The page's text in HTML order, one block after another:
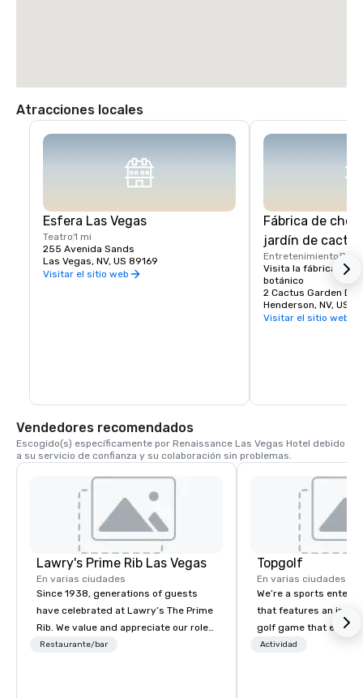
Atracciones locales
Esfera Las Vegas
Teatro1 mi
255 Avenida Sands
Las Vegas, NV, US 89169
Visitar el sitio web
Fábrica de
jardín de cactus
Entretenimiento 8 mi
Visita la fábrica de
botánico
2 Cactus Garden Dr.
Henderson, NV, US
Visitar el sitio web
Vendedores recomendados
Escogido(s) específicamente por Renaissance Las Vegas Hotel debido
a su servicio de confianza y su colaboración sin problemas.
Lawry's Prime Rib Las Vegas
En varias ciudades
Since 1938, generations of guests
have celebrated at Lawry’s The Prime
Rib. We value and appreciate our role
in any occasion - any moment - a
Restaurante/bar
Topgolf
En varias ciudades
We’re a sports
that features an
golf game that
Paired with an
Actividad